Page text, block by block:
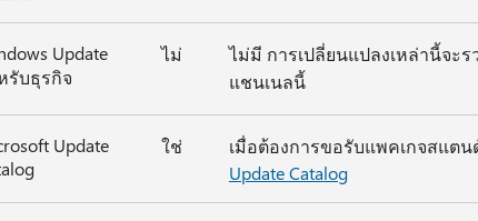
Update
รับธุรกิจ
ไม่
ไม่มี การเปลี่ยนแปลงเหล่านี้จะ
แชนเนลนี้
Update
ใช่ เมื่อต้องการขอรับแพคเกจสแต
Update Catalog